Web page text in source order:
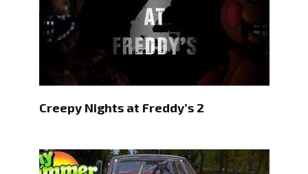
Creepy Nights at Freddy’s 2